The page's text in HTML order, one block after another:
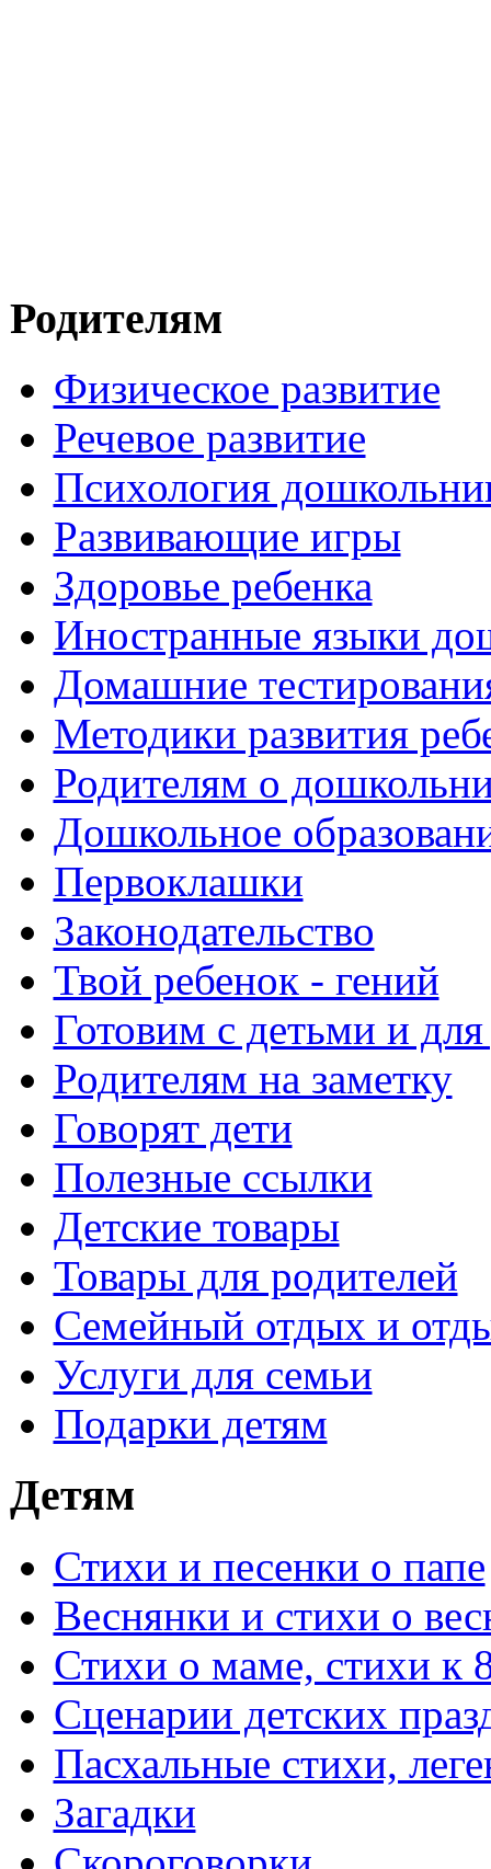
Родителям
Физическое развитие
Речевое развитие
Психология
Развивающие игры
Здоровье ребенка
Иностранные языки
Домашние
Методики развития
Родителям о
Дошкольное
Первоклашки
Законодательство
Твой ребенок - гений
Готовим с детьми и для
Родителям на заметку
Говорят дети
Полезные ссылки
Детские товары
Товары для родителей
Семейный отдых и
Услуги для семьи
Подарки детям
Детям
Стихи и песенки о папе
Веснянки и стихи о
Стихи о маме, стихи к
Сценарии детских
Пасхальные стихи,
Загадки